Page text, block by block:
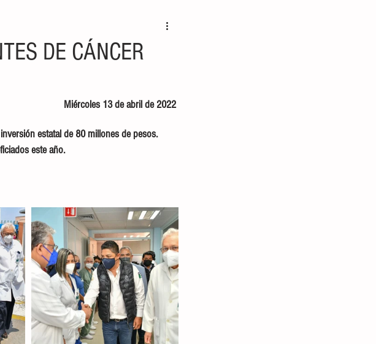
DE CÁNCER
Miércoles 13 de abril de 2022
estatal de 80 millones de pesos.
este año.